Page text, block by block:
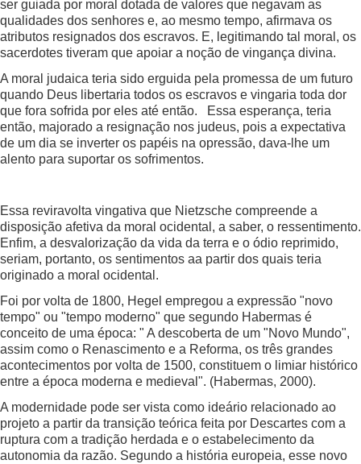
ser guiada por moral dotada de valores que negavam as
qualidades dos senhores e, ao mesmo tempo, afirmava os
atributos resignados dos escravos. E, legitimando tal moral, os
sacerdotes tiveram que apoiar a noção de vingança divina.
A moral judaica teria sido erguida pela promessa de um futuro
quando Deus libertaria todos os escravos e vingaria toda dor
que fora sofrida por eles até então. Essa esperança, teria
então, majorado a resignação nos judeus, pois a expectativa
de um dia se inverter os papéis na opressão, dava-lhe um
alento para suportar os sofrimentos.
Essa reviravolta vingativa que Nietzsche compreende a
disposição afetiva da moral ocidental, a saber, o ressentimento.
Enfim, a desvalorização da vida da terra e o ódio reprimido,
seriam, portanto, os sentimentos aa partir dos quais teria
originado a moral ocidental.
Foi por volta de 1800, Hegel empregou a expressão "novo
tempo" ou "tempo moderno" que segundo Habermas é
conceito de uma época: " A descoberta de um "Novo Mundo",
assim como o Renascimento e a Reforma, os três grandes
acontecimentos por volta de 1500, constituem o limiar histórico
entre a época moderna e medieval". (Habermas, 2000).
A modernidade pode ser vista como ideário relacionado ao
projeto a partir da transição teórica feita por Descartes com a
ruptura com a tradição herdada e o estabelecimento da
autonomia da razão. Segundo a história europeia, esse novo